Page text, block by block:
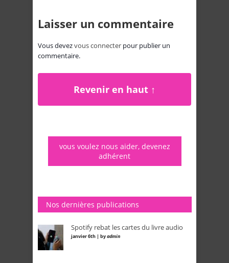
Laisser un commentaire
Vous devezvous connecter pour publier un
commentaire.
Revenir en haut ↑
vous voulez nous aider, devenez
adhérent
Nos dernières publications
Spotify rebat les cartes du livre audio
janvier 6th | byadmin